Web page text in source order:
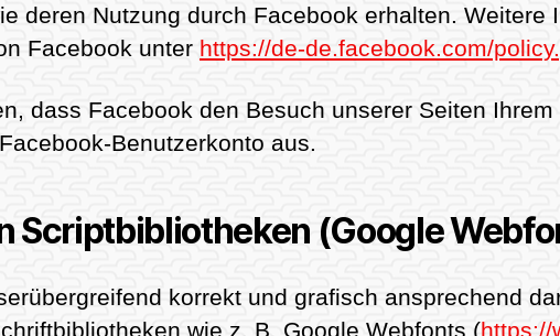
deren Nutzung durch Facebook erhalten.
Facebook unter https://de-de.facebook.com/
dass Facebook den Besuch unserer Seiten
Benutzerkonto aus.
Scriptbibliotheken (Google
korrekt und grafisch ansprechend
wie z. B. Google Webfonts (https://